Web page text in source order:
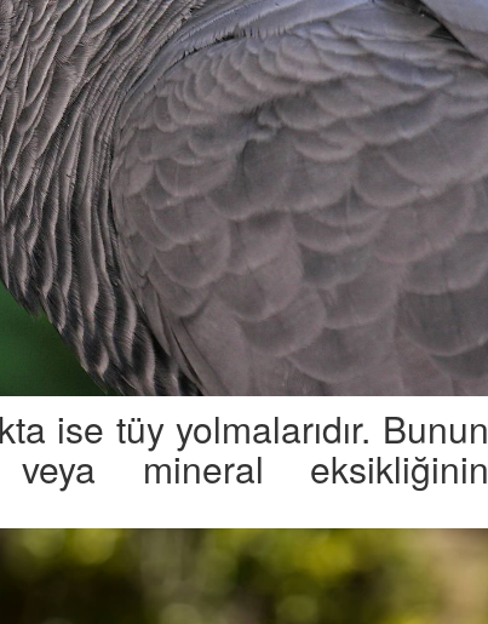
ise tüy yolmalarıdır. Bunun
mineral eksikliğinin